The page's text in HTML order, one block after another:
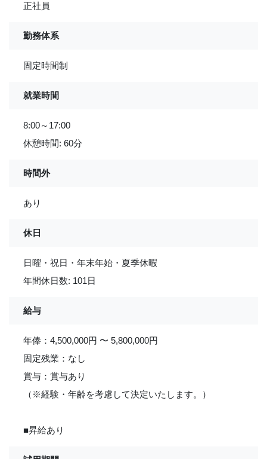
正社員
勤務体系
固定時間制
就業時間
8:00～17:00
休憩時間: 60分
時間外
あり
休日
日曜・祝日・年末年始・夏季休暇
年間休日数: 101日
給与
年俸：4,500,000円 〜 5,800,000円
固定残業：なし
賞与：賞与あり
（※経験・年齢を考慮して決定いたします。）
■昇給あり